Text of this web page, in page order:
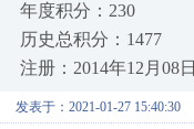
年度积分：230
历史总积分：1477
注册：2014年12月08日
发表于：2021-01-27 15:40:30